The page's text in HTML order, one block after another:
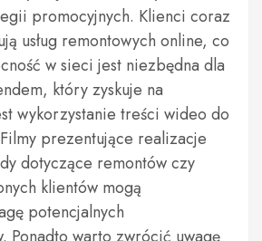
promocyjnych. Klienci coraz
usług remontowych online, co
w sieci jest niezbędna dla
który zyskuje na
wykorzystanie treści wideo do
prezentujące realizacje
dotyczące remontów czy
klientów mogą
potencjalnych